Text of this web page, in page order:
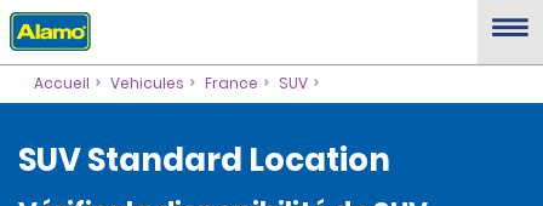
Accueil Vehicules France SUV
SUV Standard Location